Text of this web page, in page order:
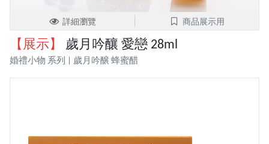
詳細瀏覽 商品展示用
【展示】 歲月吟釀 愛戀 28ml
婚禮小物 系列 | 歲月吟醸 蜂蜜醋